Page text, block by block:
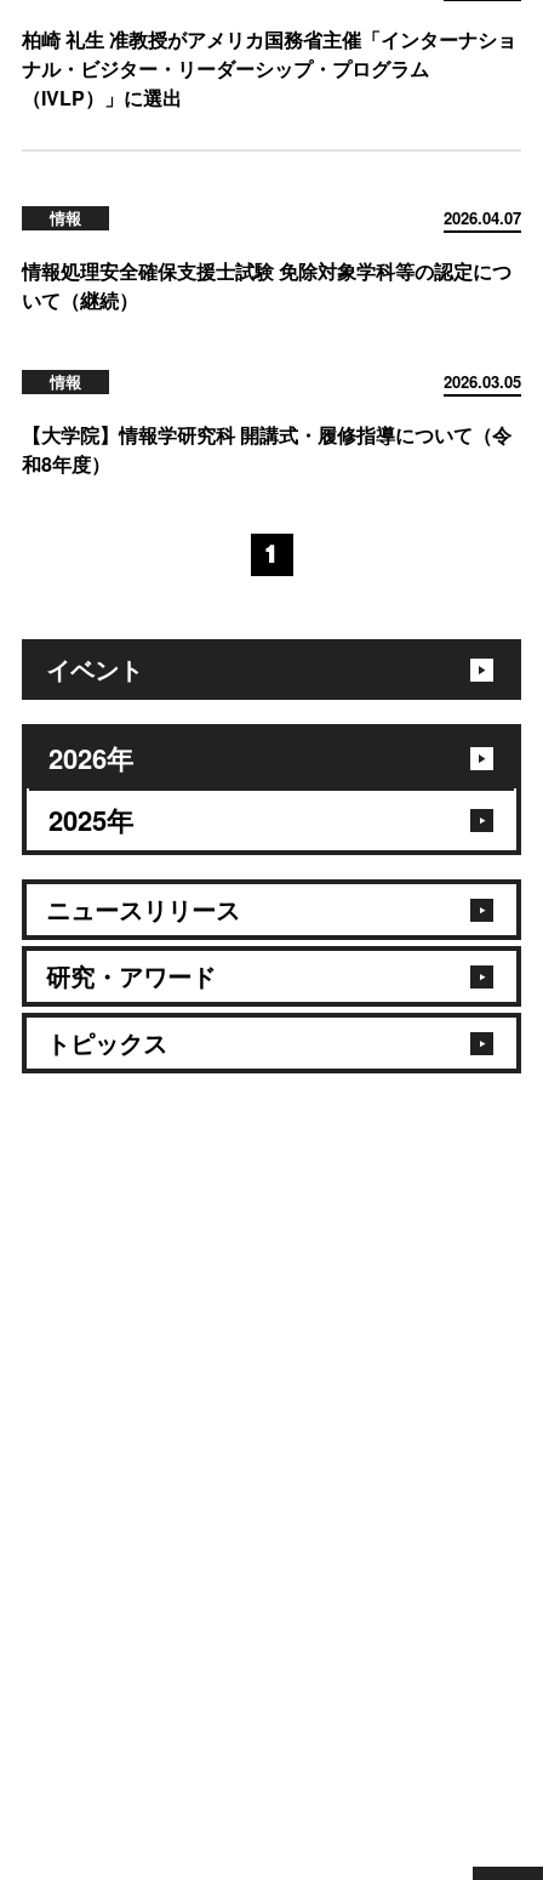
イベント
2026年
2025年
ニュースリリース
研究・アワード
トピックス
柏崎 礼生 准教授がアメリカ国務省主催「インターナショ
ナル・ビジター・リーダーシップ・プログラム
（IVLP）」に選出
2026.04.07
情報
情報処理安全確保支援士試験 免除対象学科等の認定につ
いて（継続）
2026.03.05
情報
【大学院】情報学研究科 開講式・履修指導について（令
和8年度）
1